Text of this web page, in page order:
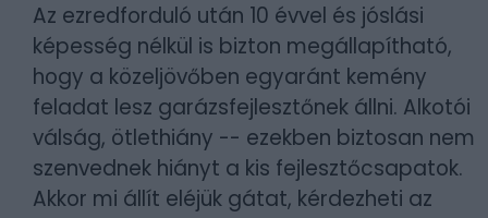
Az ezredforduló után 10 évvel és jóslási
képesség nélkül is bizton megállapítható,
hogy a közeljövőben egyaránt kemény
feladat lesz garázsfejlesztőnek állni. Alkotói
válság, ötlethiány -- ezekben biztosan nem
szenvednek hiányt a kis fejlesztőcsapatok.
Akkor mi állít eléjük gátat, kérdezheti az